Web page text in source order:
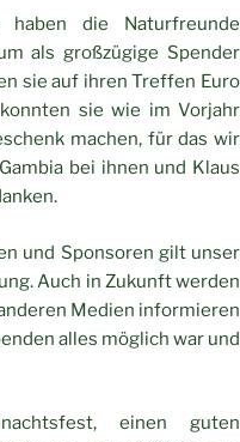
die Naturfreunde
als großzügige Spender
sie auf ihren Treffen Euro
sie wie im Vorjahr
machen, für das wir
bei ihnen und Klaus
und Sponsoren gilt unser
Auch in Zukunft werden
Medien informieren
alles möglich war und
einen guten